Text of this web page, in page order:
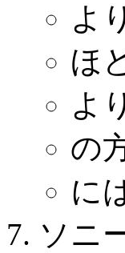
よ
ほ
より
の
に
ソニ